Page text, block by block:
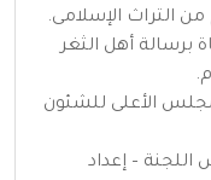
برسالة أهل الثغر
الأعلى للشئون
اللجنة – إعداد